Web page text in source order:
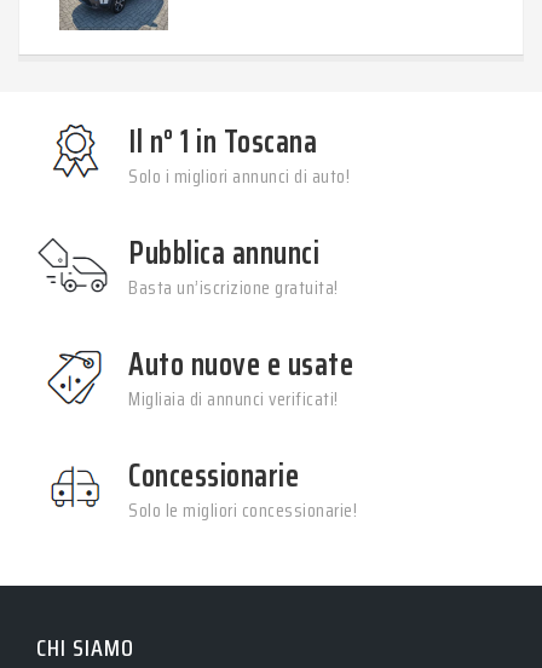
Il n° 1 in Toscana
Solo i migliori annunci di auto!
Pubblica annunci
Basta un’iscrizione gratuita!
Auto nuove e usate
Migliaia di annunci verificati!
Concessionarie
Solo le migliori concessionarie!
CHI SIAMO